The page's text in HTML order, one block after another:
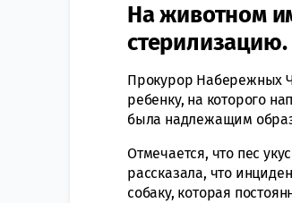
На животном
стерилизацию.
Прокурор Набережных
ребенку, на которого
была надлежащим
Отмечается, что пес
рассказала, что
собаку, которая